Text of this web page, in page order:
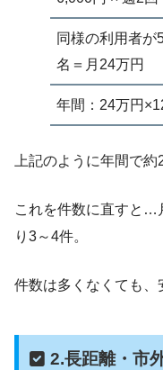
同様の利用者が
名＝月24万円
年間：24万円
上記のように年間で約
これを件数に直すと…
り3～4件。
件数は多くなくても、
2.長距離・市